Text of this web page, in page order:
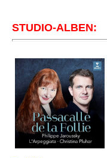
STUDIO-ALBEN: